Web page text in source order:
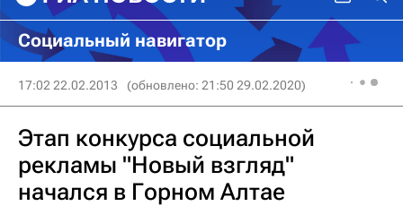
Социальный навигатор
17:02 22.02.2013 (обновлено: 21:50 29.02.2020)
Этап конкурса социальной
рекламы "Новый взгляд"
начался в Горном Алтае